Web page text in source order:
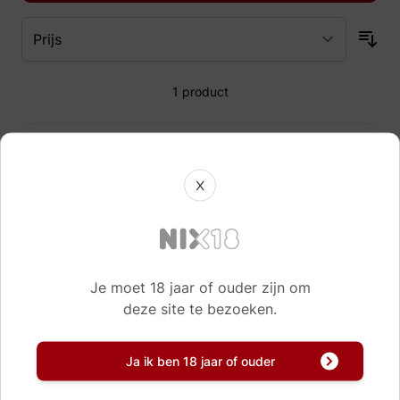
1 product
2 cl
2,
Direct leverbaar!
X
Je moet 18 jaar of ouder zijn om
deze site te bezoeken.
Ja ik ben 18 jaar of ouder